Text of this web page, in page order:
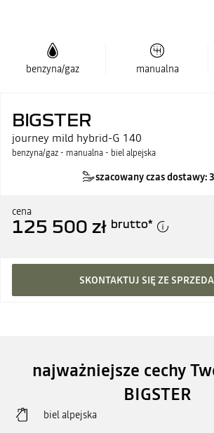
benzyna/gaz manualna
BIGSTER
journey mild hybrid-G 140
benzyna/gaz - manualna - biel alpejska
szacowany czas dostawy:
cena
125 500 zł brutto*
SKONTAKTUJ SIĘ ZE
najważniejsze cechy
BIGSTER
biel alpejska